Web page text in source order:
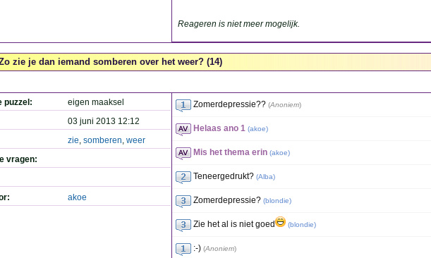
Reageren is niet meer mogelijk.
zie je dan iemand somberen over het weer? (14)
puzzel:
eigen maaksel
03 juni 2013 12:12
zie, somberen, weer
vragen:
akoe
Zomerdepressie?? (Anoniem)
Helaas ano 1 (akoe)
Mis het thema erin (akoe)
Teneergedrukt? (Alba)
Zomerdepressie? (blondie)
Zie het al is niet goed (blondie)
:-) (Anoniem)